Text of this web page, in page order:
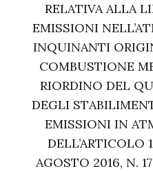
RELATIVA ALLA
EMISSIONI
INQUINANTI
COMBUSTIONE
RIORDINO DEL
DEGLI
EMISSIONI IN
DELL’ARTICOLO
AGOSTO 2016, N.